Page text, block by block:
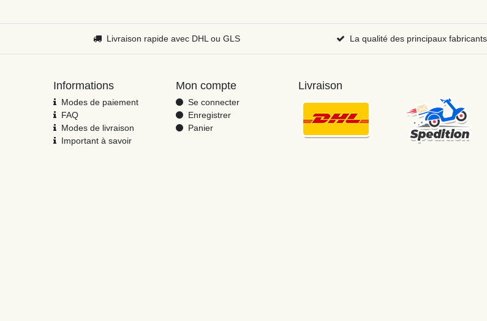
Livraison rapide avec DHL ou GLS La qualité des principaux fabricants
Informations
Modes de paiement
FAQ
Modes de livraison
Important à savoir
Mon compte
Se connecter
Enregistrer
Panier
Livraison